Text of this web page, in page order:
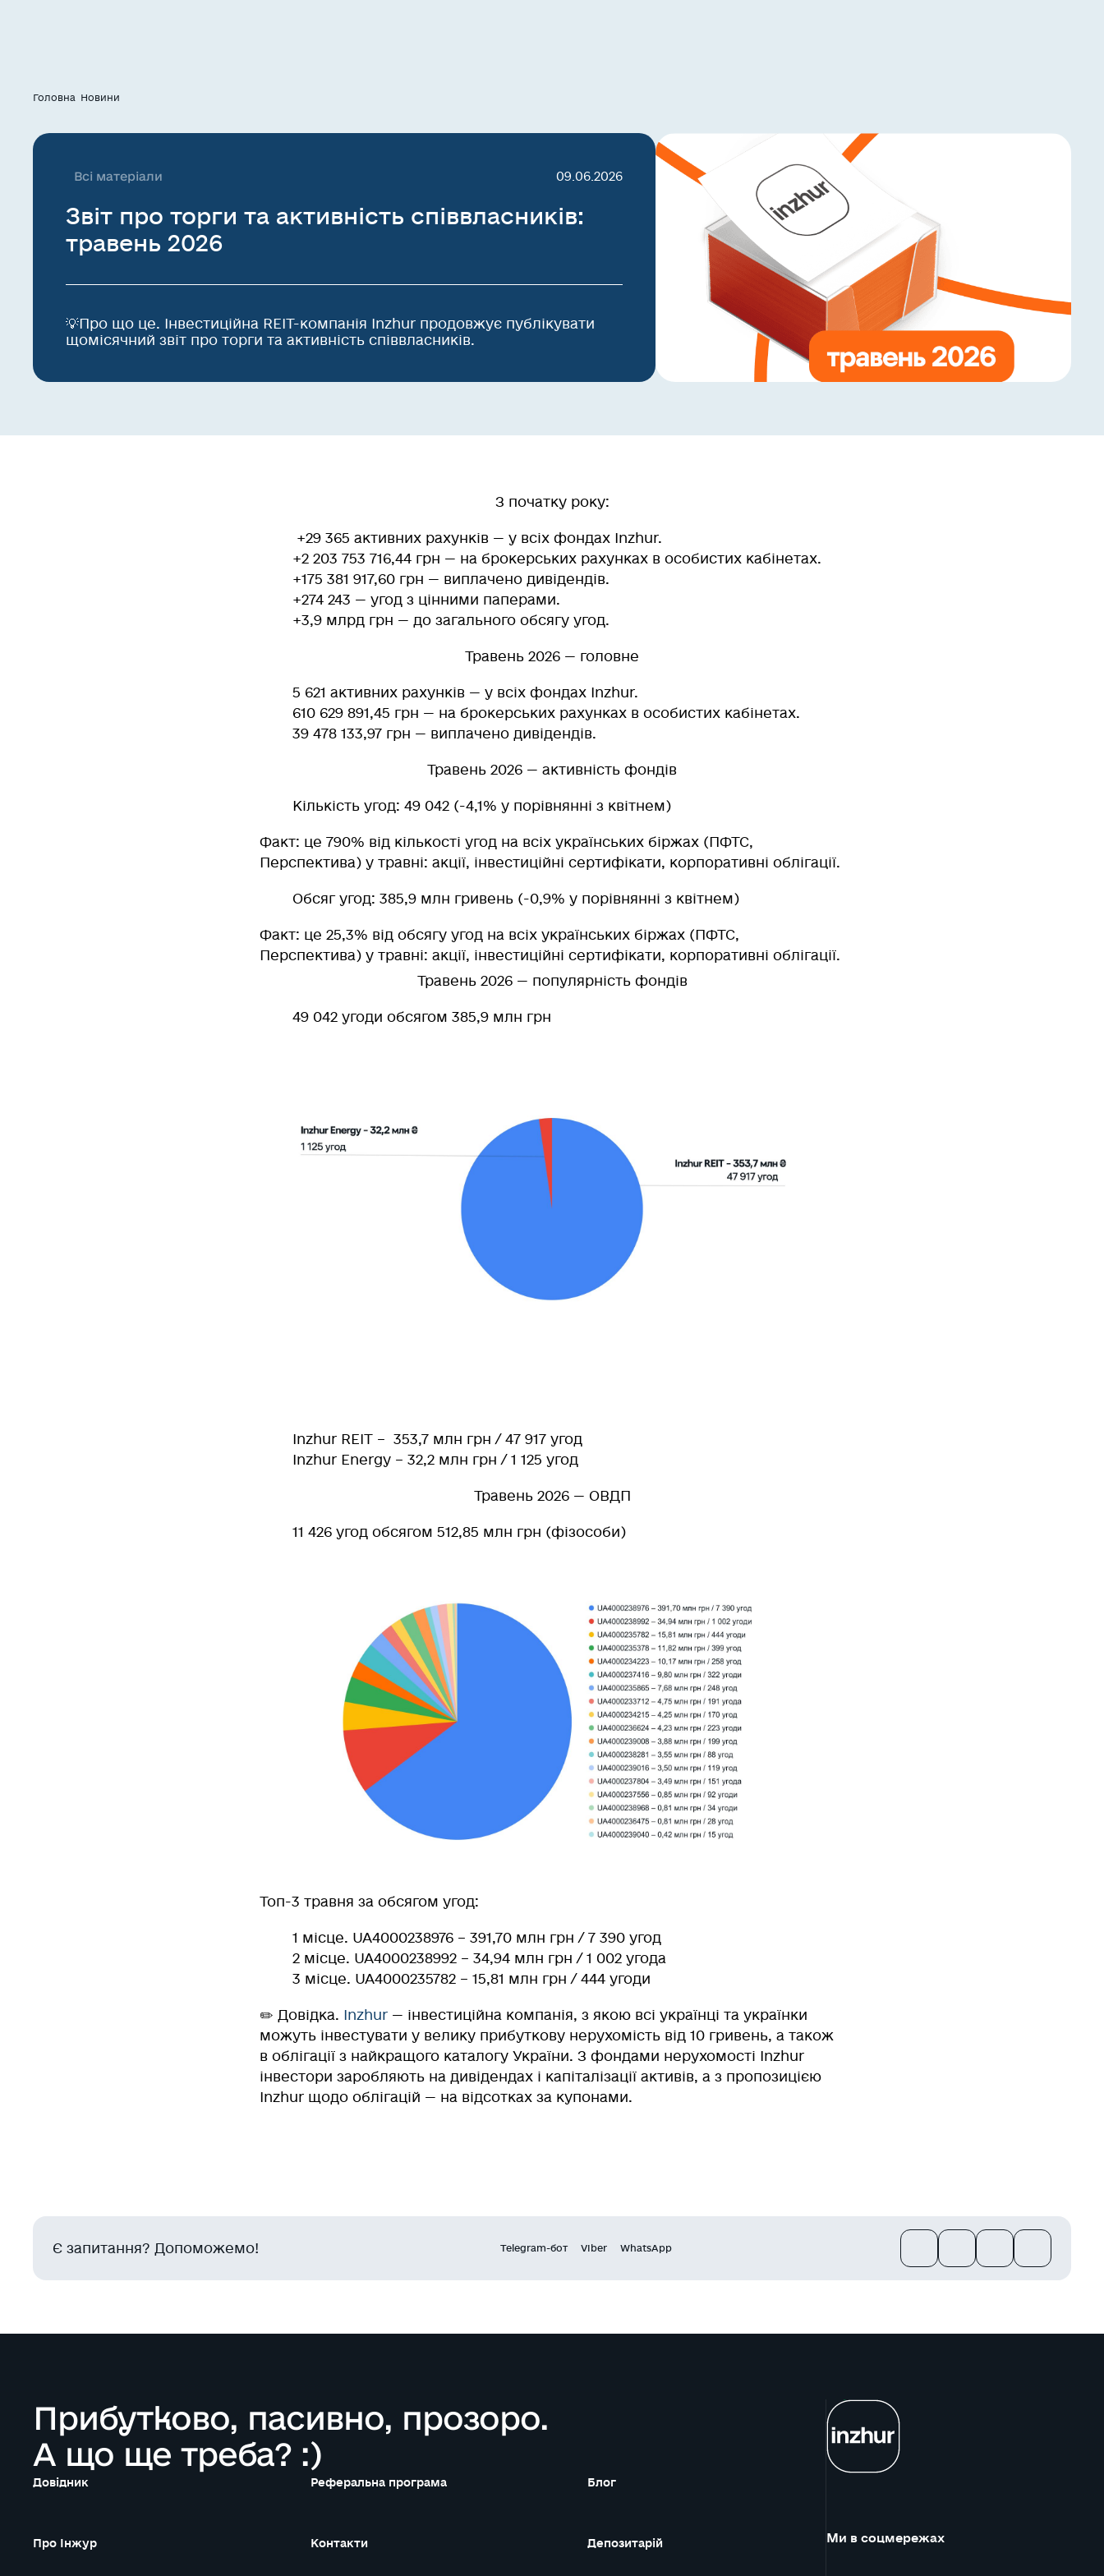
Головна Новини
Всі матеріали 09.06.2026
Звіт про торги та активність співвласників:
травень 2026
💡Про що це. Інвестиційна REIT-компанія Inzhur продовжує публікувати
щомісячний звіт про торги та активність співвласників.
З початку року:
+29 365 активних рахунків — у всіх фондах Inzhur.
+2 203 753 716,44 грн — на брокерських рахунках в особистих кабінетах.
+175 381 917,60 грн — виплачено дивідендів.
+274 243 — угод з цінними паперами.
+3,9 млрд грн — до загального обсягу угод.
Травень 2026 — головне
5 621 активних рахунків — у всіх фондах Inzhur.
610 629 891,45 грн — на брокерських рахунках в особистих кабінетах.
39 478 133,97 грн — виплачено дивідендів.
Травень 2026 — активність фондів
Кількість угод: 49 042 (-4,1% у порівнянні з квітнем)
Факт: це 790% від кількості угод на всіх українських біржах (ПФТС,
Перспектива) у травні: акції, інвестиційні сертифікати, корпоративні облігації.
Обсяг угод: 385,9 млн гривень (-0,9% у порівнянні з квітнем)
Факт: це 25,3% від обсягу угод на всіх українських біржах (ПФТС,
Перспектива) у травні: акції, інвестиційні сертифікати, корпоративні облігації.
Травень 2026 — популярність фондів
49 042 угоди обсягом 385,9 млн грн
Inzhur REIT – 353,7 млн грн / 47 917 угод
Inzhur Energy – 32,2 млн грн / 1 125 угод
Травень 2026 — ОВДП
11 426 угод обсягом 512,85 млн грн (фізособи)
Топ-3 травня за обсягом угод:
1 місце. UA4000238976 – 391,70 млн грн / 7 390 угод
2 місце. UA4000238992 – 34,94 млн грн / 1 002 угода
3 місце. UA4000235782 – 15,81 млн грн / 444 угоди
✏️ Довідка. Inzhur — інвестиційна компанія, з якою всі українці та українки
можуть інвестувати у велику прибуткову нерухомість від 10 гривень, а також
в облігації з найкращого каталогу України. З фондами нерухомості Inzhur
інвестори заробляють на дивідендах і капіталізації активів, а з пропозицією
Inzhur щодо облігацій — на відсотках за купонами.
Є запитання? Допоможемо! Telegram-бот Viber WhatsApp
Прибутково, пасивно, прозоро.
А що ще треба? :)
Довідник
Про Інжур
Реферальна програма
Контакти
Блог
Депозитарій Ми в соцмережах